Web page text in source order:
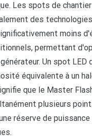
Les spots de
des
moins
permettant
Un spot
équivalente à un
que le Master
plusieurs
réserve de